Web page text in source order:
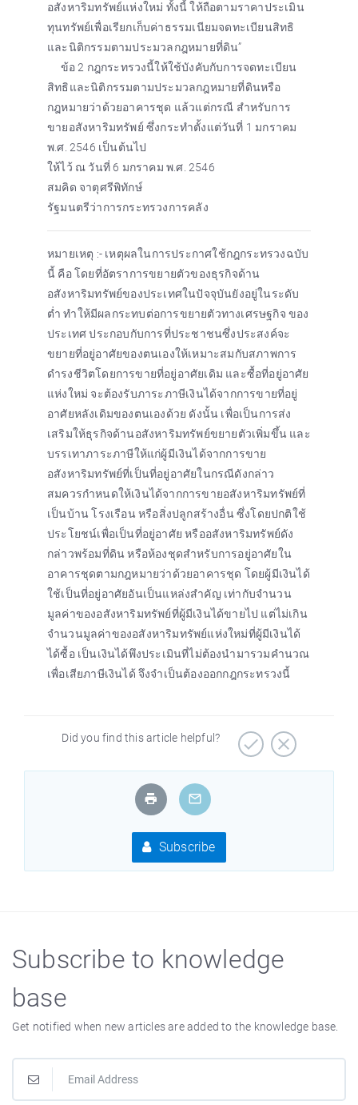
อสังหาริมทรัพย์แห่งใหม่ ทั้งนี้ ให้ถือตามราคาประเมิน
ทุนทรัพย์เพื่อเรียกเก็บค่าธรรมเนียมจดทะเบียนสิทธิ
และนิติกรรมตามประมวลกฎหมายที่ดิน”
ข้อ 2 กฎกระทรวงนี้ให้ใช้บังคับกับการจดทะเบียน
สิทธิและนิติกรรมตามประมวลกฎหมายที่ดินหรือ
กฎหมายว่าด้วยอาคารชุด แล้วแต่กรณี สำหรับการ
ขายอสังหาริมทรัพย์ ซึ่งกระทำตั้งแต่วันที่ 1 มกราคม
พ.ศ. 2546 เป็นต้นไป
ให้ไว้ ณ วันที่ 6 มกราคม พ.ศ. 2546
สมคิด จาตุศรีพิทักษ์
รัฐมนตรีว่าการกระทรวงการคลัง
หมายเหตุ :- เหตุผลในการประกาศใช้กฎกระทรวงฉบับ
นี้ คือ โดยที่อัตราการขยายตัวของธุรกิจด้าน
อสังหาริมทรัพย์ของประเทศในปัจจุบันยังอยู่ในระดับ
ต่ำ ทำให้มีผลกระทบต่อการขยายตัวทางเศรษฐกิจ ของ
ประเทศ ประกอบกับการที่ประชาชนซึ่งประสงค์จะ
ขยายที่อยู่อาศัยของตนเองให้เหมาะสมกับสภาพการ
ดำรงชีวิตโดยการขายที่อยู่อาศัยเดิม และซื้อที่อยู่อาศัย
แห่งใหม่ จะต้องรับภาระภาษีเงินได้จากการขายที่อยู่
อาศัยหลังเดิมของตนเองด้วย ดังนั้น เพื่อเป็นการส่ง
เสริมให้ธุรกิจด้านอสังหาริมทรัพย์ขยายตัวเพิ่มขึ้น และ
บรรเทาภาระภาษีให้แก่ผู้มีเงินได้จากการขาย
อสังหาริมทรัพย์ที่เป็นที่อยู่อาศัยในกรณีดังกล่าว
สมควรกำหนดให้เงินได้จากการขายอสังหาริมทรัพย์ที่
เป็นบ้าน โรงเรือน หรือสิ่งปลูกสร้างอื่น ซึ่งโดยปกติใช้
ประโยชน์เพื่อเป็นที่อยู่อาศัย หรืออสังหาริมทรัพย์ดัง
กล่าวพร้อมที่ดิน หรือห้องชุดสำหรับการอยู่อาศัยใน
อาคารชุดตามกฎหมายว่าด้วยอาคารชุด โดยผู้มีเงินได้
ใช้เป็นที่อยู่อาศัยอันเป็นแหล่งสำคัญ เท่ากับจำนวน
มูลค่าของอสังหาริมทรัพย์ที่ผู้มีเงินได้ขายไป แต่ไม่เกิน
จำนวนมูลค่าของอสังหาริมทรัพย์แห่งใหม่ที่ผู้มีเงินได้
ได้ซื้อ เป็นเงินได้พึงประเมินที่ไม่ต้องนำมารวมคำนวณ
เพื่อเสียภาษีเงินได้ จึงจำเป็นต้องออกกฎกระทรวงนี้
Did you find this article helpful?
Subscribe
Subscribe to knowledge
base
Get notified when new articles are added to the knowledge base.